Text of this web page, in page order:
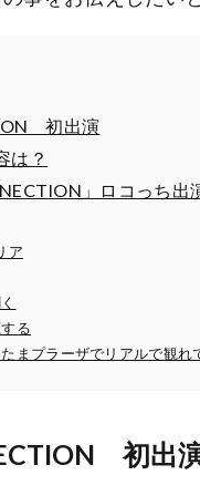
初出演
は？
」ロコっち出
ア
る
まプラーザでリアルで観れ
初出